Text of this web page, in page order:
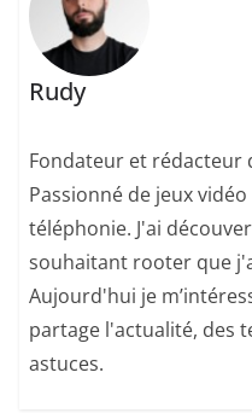
Rudy
Fondateur et rédacteur
Passionné de jeux
téléphonie. J'ai
souhaitant rooter que
Aujourd'hui je
partage l'actualité, des
astuces.